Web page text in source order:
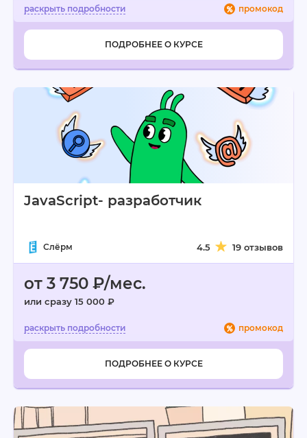
промокод
ПОДРОБНЕЕ О КУРСЕ
JavaScript- разработчик
Слёрм 4.5 19 отзывов
от 3 750 ₽/мес.
или сразу 15 000 ₽
промокод
ПОДРОБНЕЕ О КУРСЕ